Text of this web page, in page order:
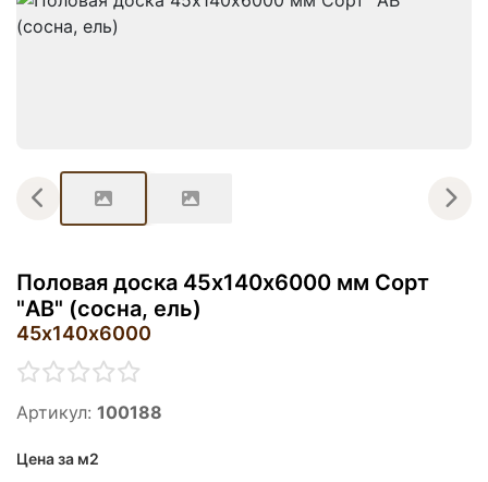
Половая доска 45х140х6000 мм Сорт
"AB" (сосна, ель)
45х140х6000
Артикул: 100188
Цена за м2